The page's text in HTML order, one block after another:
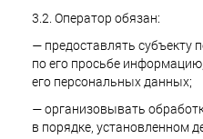
3.2. Оператор обязан:
— предоставлять субъекту
по его просьбе
его персональных данных;
— организовывать
в порядке, установленном